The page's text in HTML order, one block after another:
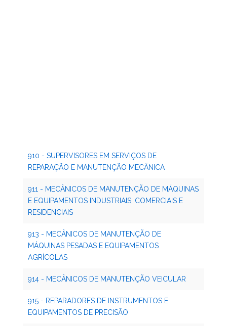
910 - SUPERVISORES EM SERVIÇOS DE
REPARAÇÃO E MANUTENÇÃO MECÂNICA
911 - MECÂNICOS DE MANUTENÇÃO DE MÁQUINAS
E EQUIPAMENTOS INDUSTRIAIS, COMERCIAIS E
RESIDENCIAIS
913 - MECÂNICOS DE MANUTENÇÃO DE
MÁQUINAS PESADAS E EQUIPAMENTOS
AGRÍCOLAS
914 - MECÂNICOS DE MANUTENÇÃO VEICULAR
915 - REPARADORES DE INSTRUMENTOS E
EQUIPAMENTOS DE PRECISÃO